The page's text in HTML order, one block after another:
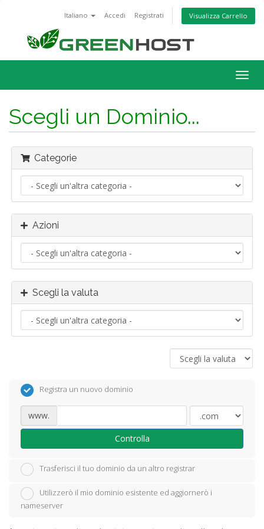
Italiano Accedi Registrati Visualizza Carrello
Scegli un Dominio...
Categorie
Azioni
Scegli la valuta
Registra un nuovo dominio
www.
Controlla
Trasferisci il tuo dominio da un altro registrar
Utilizzerò il mio dominio esistente ed aggiornerò i
nameserver